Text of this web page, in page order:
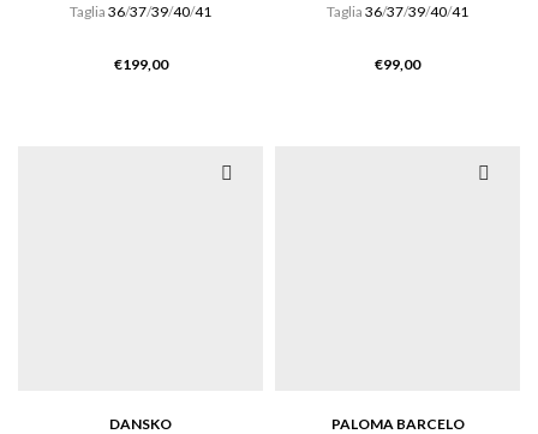
Taglia 36/37/39/40/41
€199,00
Taglia 36/37/39/40/41
€99,00
DANSKO PALOMA BARCELO